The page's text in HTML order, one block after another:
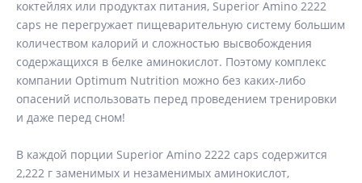
коктейлях или продуктах питания, Superior Amino 2222
caps не перегружает пищеварительную систему большим
количеством калорий и сложностью высвобождения
содержащихся в белке аминокислот. Поэтому комплекс
компании Optimum Nutrition можно без каких-либо
опасений использовать перед проведением тренировки
и даже перед сном!
В каждой порции Superior Amino 2222 caps содержится
2,222 г заменимых и незаменимых аминокислот,